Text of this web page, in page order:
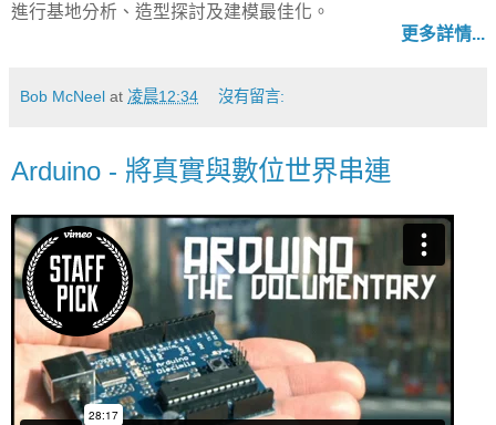
進行基地分析、造型探討及建模最佳化。
更多詳情...
Bob McNeel at 凌晨12:34 沒有留言:
Arduino - 將真實與數位世界串連